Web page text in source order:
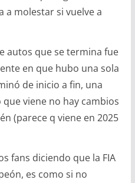
a molestar si vuelve a
autos que se termina fue
en que hubo una sola
de inicio a fin, una
viene no hay cambios
(parece q viene en 2025
fans diciendo que la FIA
es como si no